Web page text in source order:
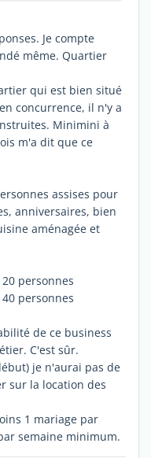
Je compte
même. Quartier
qui est bien situé
concurrence, il n'y a
Minimini à
m'a dit que ce
assises pour
anniversaires, bien
aménagée et
personnes
personnes
de ce business
C'est sûr.
je n'aurai pas de
sur la location des
1 mariage par
semaine minimum.